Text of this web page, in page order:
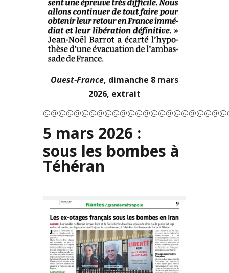
Ouest-France, dimanche 8 mars
2026, extrait
5 mars 2026 :
sous les bombes à
Téhéran